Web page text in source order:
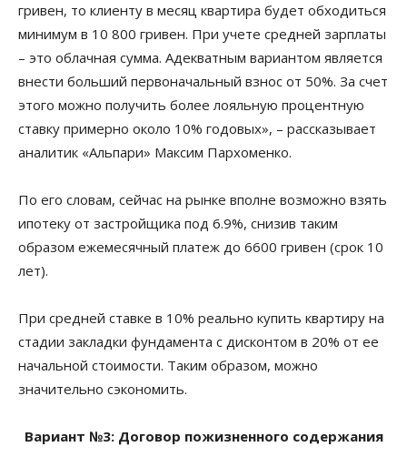
гривен, то клиенту в месяц квартира будет обходиться
минимум в 10 800 гривен. При учете средней зарплаты
– это облачная сумма. Адекватным вариантом является
внести больший первоначальный взнос от 50%. За счет
этого можно получить более лояльную процентную
ставку примерно около 10% годовых», – рассказывает
аналитик «Альпари» Максим Пархоменко.
По его словам, сейчас на рынке вполне возможно взять
ипотеку от застройщика под 6.9%, снизив таким
образом ежемесячный платеж до 6600 гривен (срок 10
лет).
При средней ставке в 10% реально купить квартиру на
стадии закладки фундамента с дисконтом в 20% от ее
начальной стоимости. Таким образом, можно
значительно сэкономить.
Вариант №3: Договор пожизненного содержания